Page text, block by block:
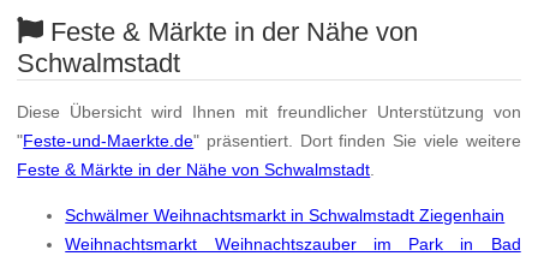
Feste & Märkte in der Nähe von
Schwalmstadt
Diese Übersicht wird Ihnen mit freundlicher Unterstützung von
"Feste-und-Maerkte.de" präsentiert. Dort finden Sie viele weitere
Feste & Märkte in der Nähe von Schwalmstadt
Schwälmer Weihnachtsmarkt in Schwalmstadt Ziegenhain
Weihnachtsmarkt Weihnachtszauber im Park in Bad